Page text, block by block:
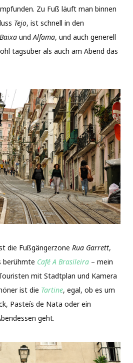
Zu Fuß läuft man binnen
Tejo, ist schnell in den
Baixa und Alfama, und auch generell
tagsüber als auch am Abend das
die Fußgängerzone Rua Garrett,
berühmte Café A Brasileira – mein
mit Stadtplan und Kamera
ist die Tartine, egal, ob es um
Pasteís de Nata oder ein
geht.